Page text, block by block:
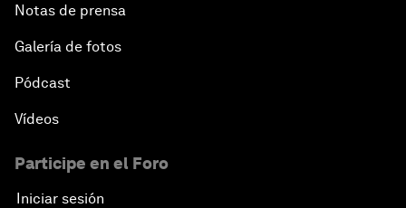
Notas de prensa
Galería de fotos
Pódcast
Vídeos
Participe en el Foro
Iniciar sesión